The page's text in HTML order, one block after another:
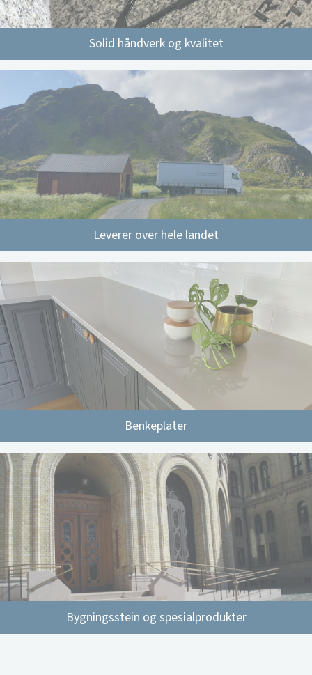
Solid håndverk og kvalitet
Leverer over hele landet
Benkeplater
Bygningsstein og spesialprodukter